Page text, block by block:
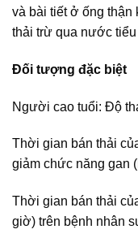
và bài tiết ở ống
thải trừ qua nước
Đối tượng đặc biệt
Người cao tuổi: Độ
Thời gian bán thải
giảm chức năng gan
Thời gian bán thải
giờ) trên bệnh nhân